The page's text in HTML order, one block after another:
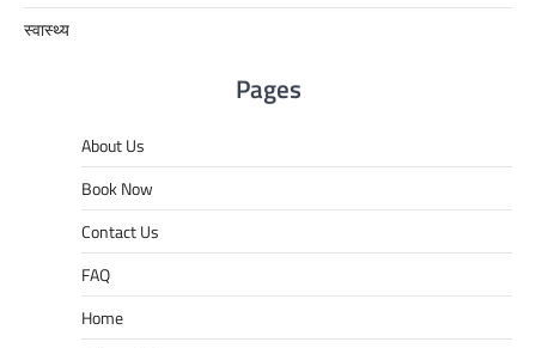
स्वास्थ्य
Pages
About Us
Book Now
Contact Us
FAQ
Home